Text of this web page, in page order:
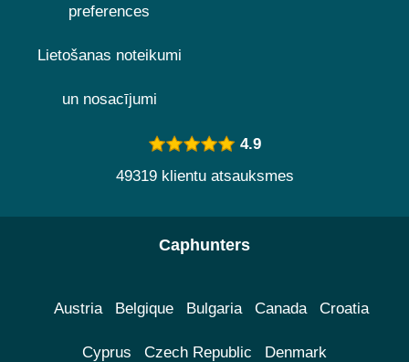
preferences
Lietošanas noteikumi
un nosacījumi
4.9
49319 klientu atsauksmes
Caphunters
Austria Belgique Bulgaria Canada Croatia
Cyprus Czech Republic Denmark